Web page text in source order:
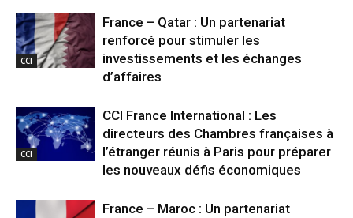
CCI
France – Qatar : Un partenariat
renforcé pour stimuler les
investissements et les échanges
d’affaires
CCI
CCI France International : Les
directeurs des Chambres françaises à
l’étranger réunis à Paris pour préparer
les nouveaux défis économiques
France – Maroc : Un partenariat